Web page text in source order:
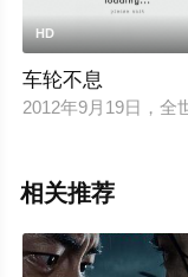
HD
车轮不息
2012年9月19日，全
相关推荐